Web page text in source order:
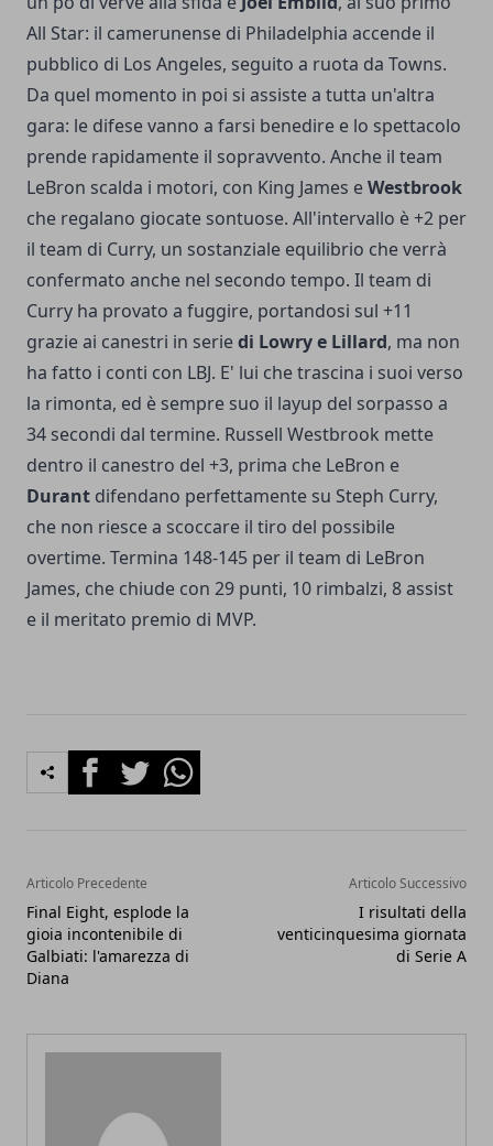
All Star: il camerunense di Philadelphia accende il
pubblico di Los Angeles, seguito a ruota da Towns.
Da quel momento in poi si assiste a tutta un'altra
gara: le difese vanno a farsi benedire e lo spettacolo
prende rapidamente il sopravvento. Anche il team
LeBron scalda i motori, con King James eWestbrook
che regalano giocate sontuose. All'intervallo è +2 per
il team di Curry, un sostanziale equilibrio che verrà
confermato anche nel secondo tempo. Il team di
Curry ha provato a fuggire, portandosi sul +11
grazie ai canestri in seriedi Lowry e Lillard, ma non
ha fatto i conti con LBJ. E' lui che trascina i suoi verso
la rimonta, ed è sempre suo il layup del sorpasso a
34 secondi dal termine. Russell Westbrook mette
dentro il canestro del +3, prima che LeBron e
Durant difendano perfettamente su Steph Curry,
che non riesce a scoccare il tiro del possibile
overtime. Termina 148-145 per il team di LeBron
James, che chiude con 29 punti, 10 rimbalzi, 8 assist
e il meritato premio di MVP.
FacebookTwitterWhatsapp
Articolo Precedente
Final Eight, esplode la
gioia incontenibile di
Galbiati: l'amarezza di
Diana
Articolo Successivo
I risultati della
venticinquesima giornata
di Serie A